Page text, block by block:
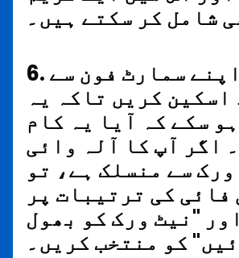
شامل کر سکتے ہیں۔
6. پہلے اپنے سمارٹ فون سے
اسکین کریں تاکہ یہ
سکے کہ آیا یہ کام
اگر آپ کا آلہ وائی
سے منسلک ہے، تو
فائی کی ترتیبات پر
"نیٹ ورک کو بھول
کو منتخب کریں۔